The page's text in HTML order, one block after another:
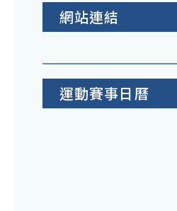
網站連結
運動賽事日曆